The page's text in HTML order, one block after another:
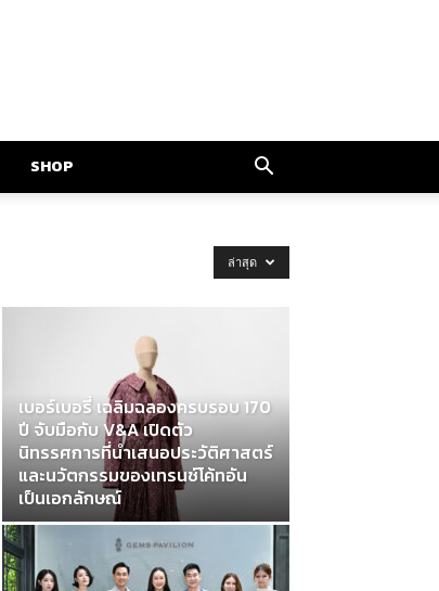
SHOP
ล่าสุด
เบอร์เบอรี่ เฉลิมฉลองครบรอบ 170
ปี จับมือกับ V&A เปิดตัว
นิทรรศการที่นำเสนอประวัติศาสตร์
และนวัตกรรมของเทรนช์โค้ทอัน
เป็นเอกลักษณ์